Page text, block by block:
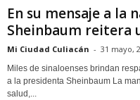
En su mensaje a la
Sheinbaum reitera
Mi Ciudad Culiacán - 31 mayo,
Miles de sinaloenses brindan
a la presidenta Sheinbaum La
salud,...